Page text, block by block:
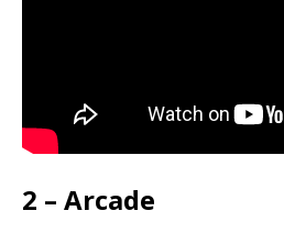
2 – Arcade